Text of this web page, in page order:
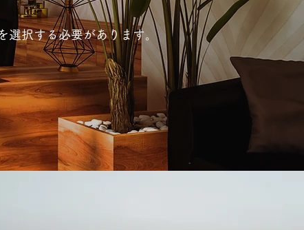
選択する必要があります。